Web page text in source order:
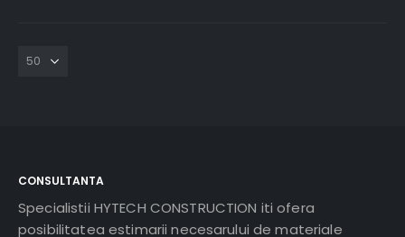
CONSULTANTA
Specialistii HYTECH CONSTRUCTION iti ofera
posibilitatea estimarii necesarului de materiale